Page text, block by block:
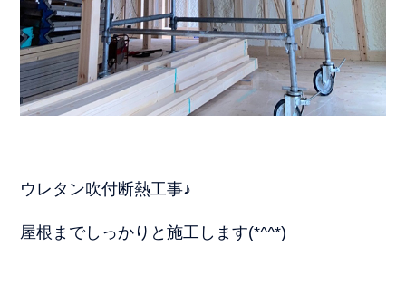
ウレタン吹付断熱工事♪
屋根までしっかりと施工します(*^^*)